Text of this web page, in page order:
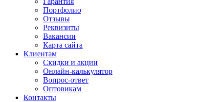
Портфолио
Отзывы
Реквизиты
Вакансии
Карта сайта
Клиентам
Скидки и акции
Онлайн-калькулятор
Вопрос-ответ
Оптовикам
Контакты